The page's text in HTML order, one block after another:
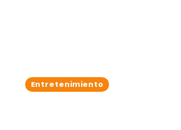
Entretenimiento